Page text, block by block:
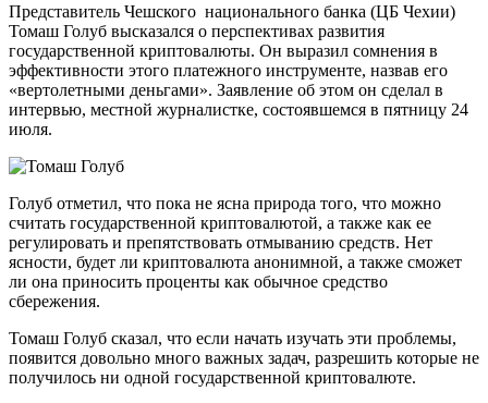
Представитель Чешского национального банка (ЦБ Чехии)
Томаш Голуб высказался о перспективах развития
государственной криптовалюты. Он выразил сомнения в
эффективности этого платежного инструменте, назвав его
«вертолетными деньгами». Заявление об этом он сделал в
интервью, местной журналистке, состоявшемся в пятницу 24
июля.
Голуб отметил, что пока не ясна природа того, что можно
считать государственной криптовалютой, а также как ее
регулировать и препятствовать отмыванию средств. Нет
ясности, будет ли криптовалюта анонимной, а также сможет
ли она приносить проценты как обычное средство
сбережения.
Томаш Голуб сказал, что если начать изучать эти проблемы,
появится довольно много важных задач, разрешить которые не
получилось ни одной государственной криптовалюте.